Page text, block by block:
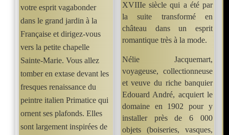
votre esprit vagabonder
dans le grand jardin à la
Française et dirigez-vous
vers la petite chapelle
Sainte-Marie. Vous allez
tomber en extase devant les
fresques renaissance du
peintre italien Primatice qui
ornent ses plafonds. Elles
sont largement inspirées de
XVIIIe siècle qui a été par
la suite transformé en
château dans un esprit
romantique très à la mode.
Nélie Jacquemart,
voyageuse, collectionneuse
et veuve du riche banquier
Edouard André, acquiert le
domaine en 1902 pour y
installer près de 6 000
objets (boiseries, vasques,